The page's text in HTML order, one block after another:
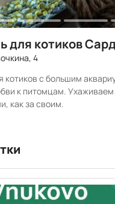
для котиков
4
котиков с большим
к питомцам. Ухаживаем
как за своим.